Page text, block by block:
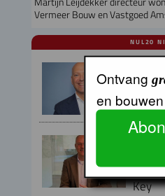
Vermeer Bouw en Vastgoed
NUL20
Key
Ontvang
en